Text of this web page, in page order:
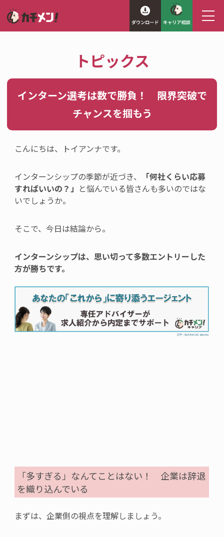
トピックス
インターン選考は数で勝負！ 限界突破で
チャンスを掴もう
こんにちは、トイアンナです。
インターンシップの季節が近づき、
「何社くらい応募
すればいいの？」 と悩んでいる皆さんも多いのではな
いでしょうか。
そこで、今日は結論から。
インターンシップは、思い切って多数エントリーした
方が勝ちです。
「多すぎる」なんてことはない ！ 企業は辞退
を織り込んでいる
まずは、企業側の視点を理解しましょう。